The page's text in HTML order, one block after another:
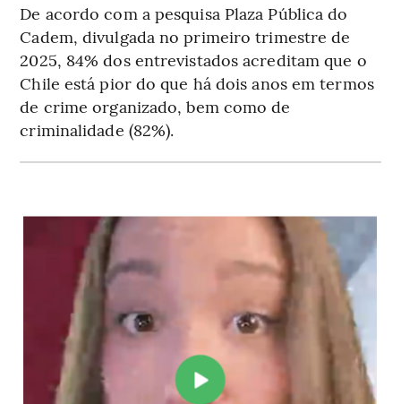
De acordo com a pesquisa Plaza Pública do
Cadem, divulgada no primeiro trimestre de
2025, 84% dos entrevistados acreditam que o
Chile está pior do que há dois anos em termos
de crime organizado, bem como de
criminalidade (82%).